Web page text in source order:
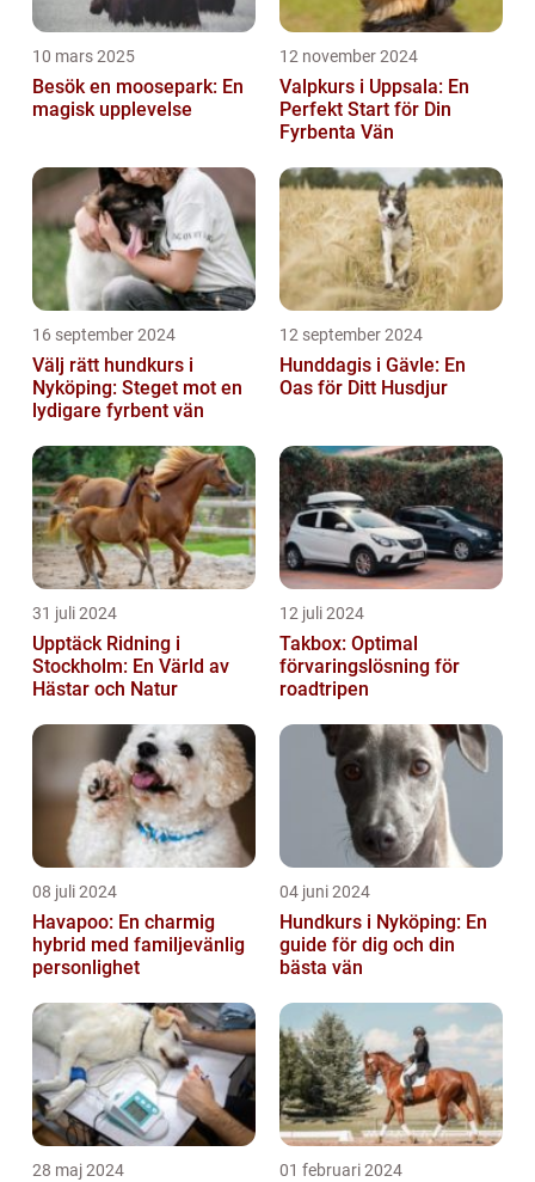
10 mars 2025
Besök en moosepark: En
magisk upplevelse
12 november 2024
Valpkurs i Uppsala: En
Perfekt Start för Din
Fyrbenta Vän
16 september 2024
Välj rätt hundkurs i
Nyköping: Steget mot en
lydigare fyrbent vän
12 september 2024
Hunddagis i Gävle: En
Oas för Ditt Husdjur
31 juli 2024
Upptäck Ridning i
Stockholm: En Värld av
Hästar och Natur
12 juli 2024
Takbox: Optimal
förvaringslösning för
roadtripen
08 juli 2024
Havapoo: En charmig
hybrid med familjevänlig
personlighet
04 juni 2024
Hundkurs i Nyköping: En
guide för dig och din
bästa vän
28 maj 2024 01 februari 2024